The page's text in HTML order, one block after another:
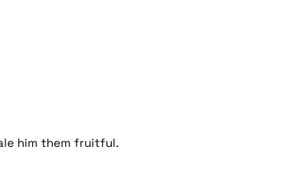
him them fruitful.